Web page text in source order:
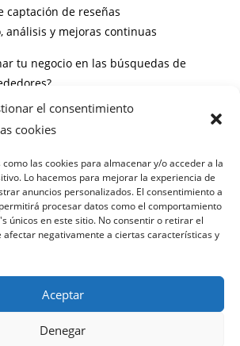
el consentimiento
cookies
las cookies para almacenar y/o acceder a la
Lo hacemos para mejorar la experiencia de
anuncios personalizados. El consentimiento a
procesar datos como el comportamiento
únicos en este sitio. No consentir o retirar el
afectar negativamente a ciertas características y
Aceptar
Denegar
captación de reseñas
análisis y mejoras continuas
tu negocio en las búsquedas de
en ver resultados?
de permanencia?
tipo de negocios en Villarrobledo?
de la campaña?